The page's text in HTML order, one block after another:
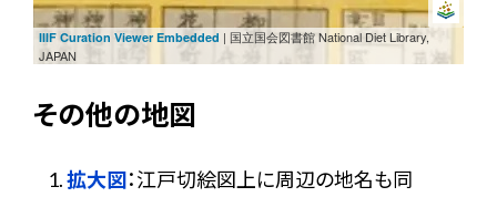
IIIF Curation Viewer Embedded | 国立国会図書館 National Diet Library,
JAPAN
その他の地図
拡大図：江戸切絵図上に周辺の地名も同